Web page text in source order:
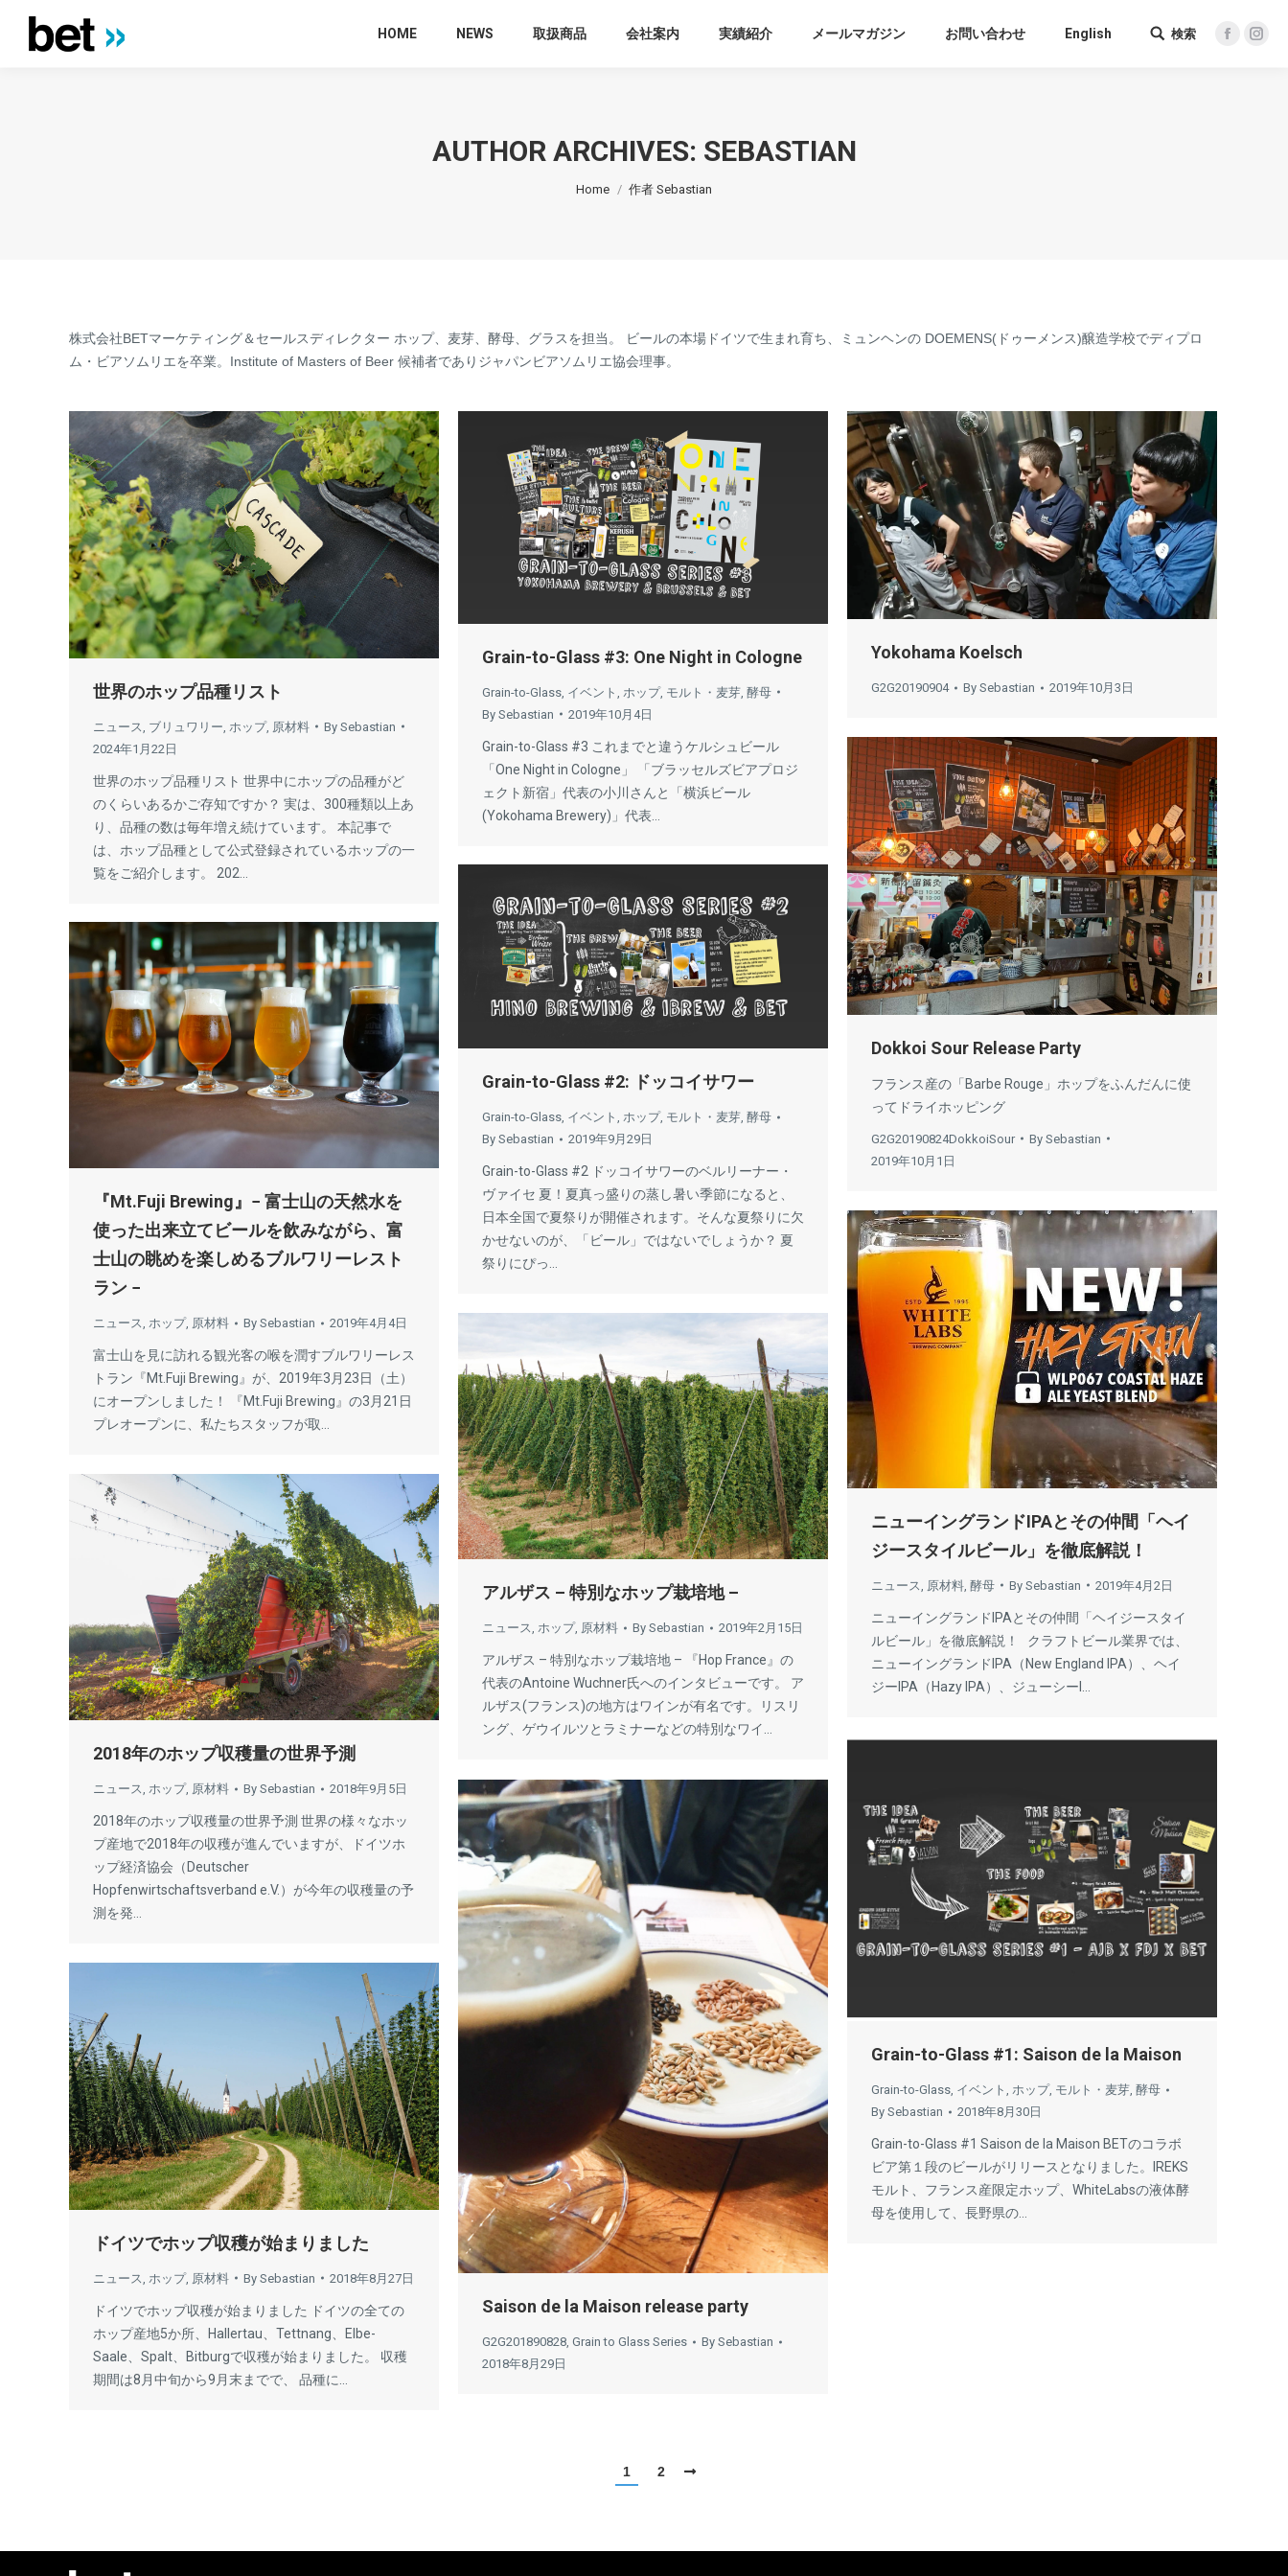
HOME NEWS 取扱商品 会社案内 実績紹介 メールマガジン お問い合わせ English Search:
検索
Facebook
AUTHOR ARCHIVES: SEBASTIAN
You are here:
Home 作者 Sebastian
株式会社BETマーケティング＆セールスディレクター ホップ、麦芽、酵母、グラスを担当。 ビールの本場ドイツで生まれ育ち、ミュンヘンの DOEMENS(ドゥーメンス)醸造学校でディプロ
ム・ビアソムリエを卒業。Institute of Masters of Beer 候補者でありジャパンビアソムリエ協会理事。
世界のホップ品種リスト
ニュース ブリュワリー ホップ, 原材料 By Sebastian
2024年1月22日
世界のホップ品種リスト 世界中にホップの品種がど
のくらいあるかご存知ですか？ 実は、300種類以上あ
り、品種の数は毎年増え続けています。 本記事で
は、ホップ品種として公式登録されているホップの一
覧をご紹介します。 202…
Grain-to-Glass #3: One Night in Cologne
Grain-to-Glass イベント ホップ, モルト・麦芽 酵母
By Sebastian 2019年10月4日
Grain-to-Glass #3 これまでと違うケルシュビール
「One Night in Cologne」 「ブラッセルズビアプロジ
ェクト新宿」代表の小川さんと「横浜ビール
(Yokohama Brewery)」代表…
Yokohama Koelsch
G2G20190904 By Sebastian 2019年10月3日
Dokkoi Sour Release Party
フランス産の「Barbe Rouge」ホップをふんだんに使
ってドライホッピング
G2G20190824DokkoiSour By Sebastian
2019年10月1日
Grain-to-Glass #2: ドッコイサワー
Grain-to-Glass, イベント , ホップ, モルト・麦芽, 酵母
By Sebastian 2019年9月29日
Grain-to-Glass #2 ドッコイサワーのベルリーナー・
ヴァイセ 夏！夏真っ盛りの蒸し暑い季節になると、
日本全国で夏祭りが開催されます。そんな夏祭りに欠
かせないのが、「ビール」ではないでしょうか？ 夏
祭りにぴっ…
『Mt.Fuji Brewing』− 富士山の天然水を
使った出来立てビールを飲みながら、富
士山の眺めを楽しめるブルワリーレスト
ラン −
ニュース, ホップ, 原材料 By Sebastian 2019年4月4日
富士山を見に訪れる観光客の喉を潤すブルワリーレス
トラン『Mt.Fuji Brewing』が、2019年3月23日（土）
にオープンしました！ 『Mt.Fuji Brewing』の3月21日
プレオープンに、私たちスタッフが取…
ニューイングランドIPAとその仲間「ヘイ
ジースタイルビール」を徹底解説！
ニュース 原材料 酵母 By Sebastian 2019年4月2日
ニューイングランドIPAとその仲間「ヘイジースタイ
ルビール」を徹底解説！ クラフトビール業界では、
ニューイングランドIPA（New England IPA）、ヘイ
ジーIPA（Hazy IPA）、ジューシーI…
アルザス – 特別なホップ栽培地 –
ニュース, ホップ, 原材料 By Sebastian 2019年2月15日
アルザス – 特別なホップ栽培地 – 『Hop France』の
代表のAntoine Wuchner氏へのインタビューです。 ア
ルザス(フランス)の地方はワインが有名です。リスリ
ング、ゲウイルツとラミナーなどの特別なワイ…
2018年のホップ収穫量の世界予測
ニュース, ホップ, 原材料 By Sebastian 2018年9月5日
2018年のホップ収穫量の世界予測 世界の様々なホッ
プ産地で2018年の収穫が進んでいますが、ドイツホ
ップ経済協会（Deutscher
Hopfenwirtschaftsverband e.V.）が今年の収穫量の予
測を発…
Grain-to-Glass #1: Saison de la Maison
Grain-to-Glass, イベント , ホップ, モルト・麦芽, 酵母
By Sebastian 2018年8月30日
Grain-to-Glass #1 Saison de la Maison BETのコラボ
ビア第１段のビールがリリースとなりました。IREKS
モルト、フランス産限定ホップ、WhiteLabsの液体酵
母を使用して、長野県の…
Saison de la Maison release party
G2G201890828, Grain to Glass Series By Sebastian
2018年8月29日
ドイツでホップ収穫が始まりました
ニュース ホップ, 原材料 By Sebastian 2018年8月27日
ドイツでホップ収穫が始まりました ドイツの全ての
ホップ産地5か所、Hallertau、Tettnang、Elbe-
Saale、Spalt、Bitburgで収穫が始まりました。 収穫
期間は8月中旬から9月末までで、 品種に…
1 2